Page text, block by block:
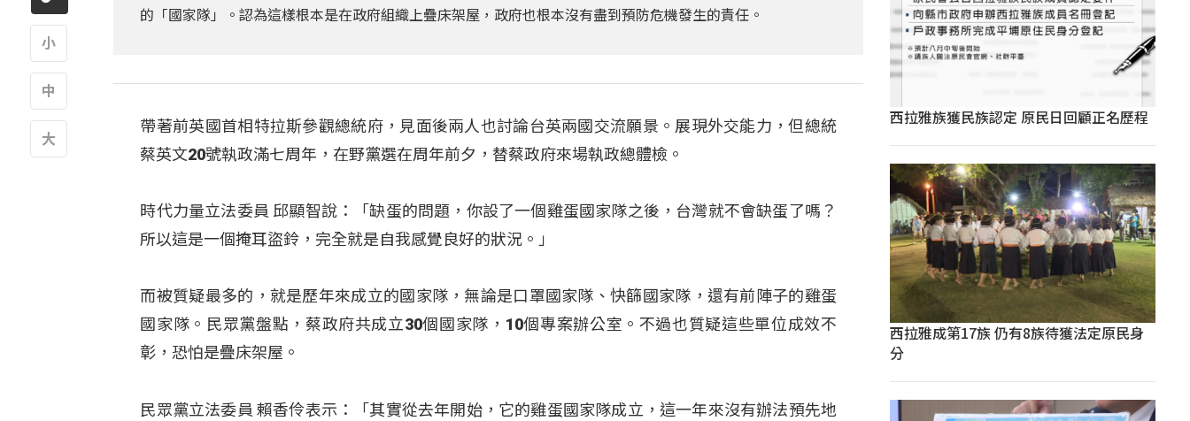
的「國家隊」。認為這樣根本是在政府組織上疊床架屋，政府也根本沒有盡到預防危機發生的責任。
帶著前英國首相特拉斯參觀總統府，見面後兩人也討論台英兩國交流願景。展現外交能力，但總統
蔡英文20號執政滿七周年，在野黨選在周年前夕，替蔡政府來場執政總體檢。
時代力量立法委員 邱顯智說：「缺蛋的問題，你設了一個雞蛋國家隊之後，台灣就不會缺蛋了嗎？
所以這是一個掩耳盜鈴，完全就是自我感覺良好的狀況。」
而被質疑最多的，就是歷年來成立的國家隊，無論是口罩國家隊、快篩國家隊，還有前陣子的雞蛋
國家隊。民眾黨盤點，蔡政府共成立30個國家隊，10個專案辦公室。不過也質疑這些單位成效不
彰，恐怕是疊床架屋。
民眾黨立法委員 賴香伶表示：「其實從去年開始，它的雞蛋國家隊成立，這一年來沒有辦法預先地
西拉雅族獲民族認定 原民日回顧正名歷程
西拉雅成第17族 仍有8族待獲法定原民身
分